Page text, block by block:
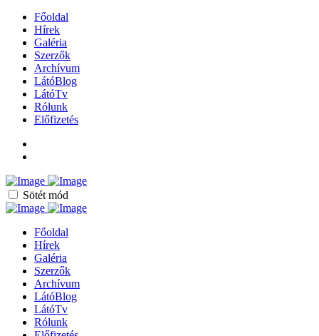
Főoldal
Hírek
Galéria
Szerzők
Archívum
LátóBlog
LátóTv
Rólunk
Előfizetés
Sötét mód
Főoldal
Hírek
Galéria
Szerzők
Archívum
LátóBlog
LátóTv
Rólunk